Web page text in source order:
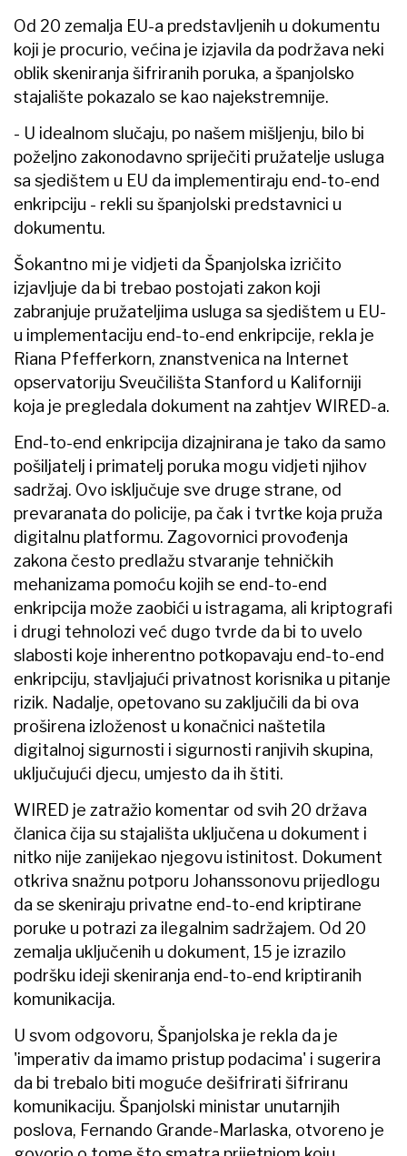
Od 20 zemalja EU-a predstavljenih u dokumentu
koji je procurio, većina je izjavila da podržava neki
oblik skeniranja šifriranih poruka, a španjolsko
stajalište pokazalo se kao najekstremnije.
- U idealnom slučaju, po našem mišljenju, bilo bi
poželjno zakonodavno spriječiti pružatelje usluga
sa sjedištem u EU da implementiraju end-to-end
enkripciju - rekli su španjolski predstavnici u
dokumentu.
Šokantno mi je vidjeti da Španjolska izričito
izjavljuje da bi trebao postojati zakon koji
zabranjuje pružateljima usluga sa sjedištem u EU-
u implementaciju end-to-end enkripcije, rekla je
Riana Pfefferkorn, znanstvenica na Internet
opservatoriju Sveučilišta Stanford u Kaliforniji
koja je pregledala dokument na zahtjev WIRED-a.
End-to-end enkripcija dizajnirana je tako da samo
pošiljatelj i primatelj poruka mogu vidjeti njihov
sadržaj. Ovo isključuje sve druge strane, od
prevaranata do policije, pa čak i tvrtke koja pruža
digitalnu platformu. Zagovornici provođenja
zakona često predlažu stvaranje tehničkih
mehanizama pomoću kojih se end-to-end
enkripcija može zaobići u istragama, ali kriptografi
i drugi tehnolozi već dugo tvrde da bi to uvelo
slabosti koje inherentno potkopavaju end-to-end
enkripciju, stavljajući privatnost korisnika u pitanje
rizik. Nadalje, opetovano su zaključili da bi ova
proširena izloženost u konačnici naštetila
digitalnoj sigurnosti i sigurnosti ranjivih skupina,
uključujući djecu, umjesto da ih štiti.
WIRED je zatražio komentar od svih 20 država
članica čija su stajališta uključena u dokument i
nitko nije zanijekao njegovu istinitost. Dokument
otkriva snažnu potporu Johanssonovu prijedlogu
da se skeniraju privatne end-to-end kriptirane
poruke u potrazi za ilegalnim sadržajem. Od 20
zemalja uključenih u dokument, 15 je izrazilo
podršku ideji skeniranja end-to-end kriptiranih
komunikacija.
U svom odgovoru, Španjolska je rekla da je
'imperativ da imamo pristup podacima' i sugerira
da bi trebalo biti moguće dešifrirati šifriranu
komunikaciju. Španjolski ministar unutarnjih
poslova, Fernando Grande-Marlaska, otvoreno je